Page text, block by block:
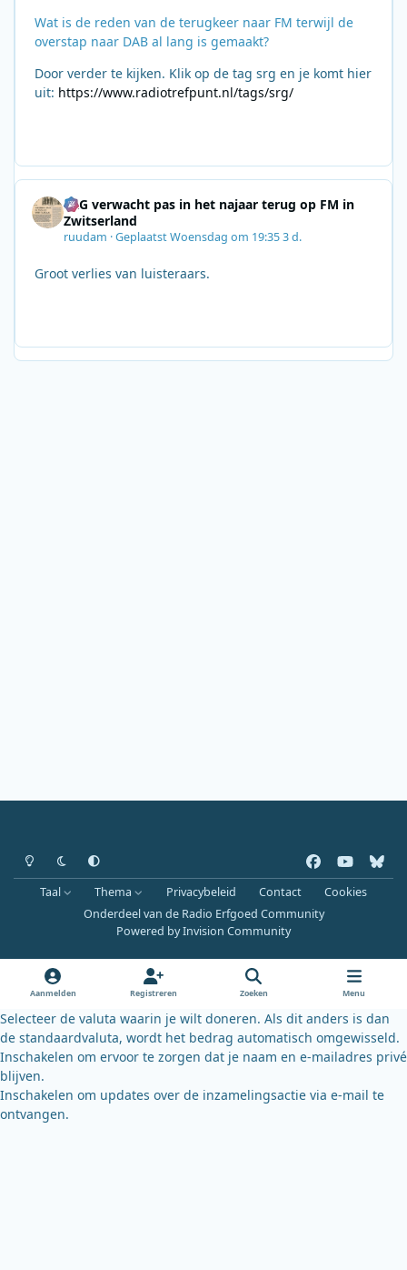
Wat is de reden van de terugkeer naar FM terwijl de
overstap naar DAB al lang is gemaakt?
Door verder te kijken. Klik op de tag srg en je komt hier
uit: https://www.radiotrefpunt.nl/tags/srg/
SRG verwacht pas in het najaar terug op FM in
Zwitserland
ruudam ·GeplaatstWoensdag om 19:353 d.
Groot verlies van luisteraars.
Heldere modus
Donkere modus
Systeemvoorkeur
a
c
e
o
o
u
b
b
l
u
k
y
Taal Thema Privacybeleid Contact
Cookies
Onderdeel van de Radio Erfgoed Community
Powered byInvision Community
Aanmelden Registreren Zoeken Menu
Selecteer de valuta waarin je wilt doneren. Als dit anders is dan
de standaardvaluta, wordt het bedrag automatisch omgewisseld.
Inschakelen om ervoor te zorgen dat je naam en e-mailadres privé
blijven.
Inschakelen om updates over de inzamelingsactie via e-mail te
ontvangen.